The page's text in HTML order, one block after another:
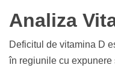
Analiza
Deficitul de vitamina D
în regiunile cu expunere